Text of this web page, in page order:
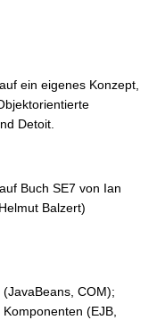
ein eigenes Konzept,
Detoit.
Buch SE7 von Ian
Balzert)
COM);
(EJB,